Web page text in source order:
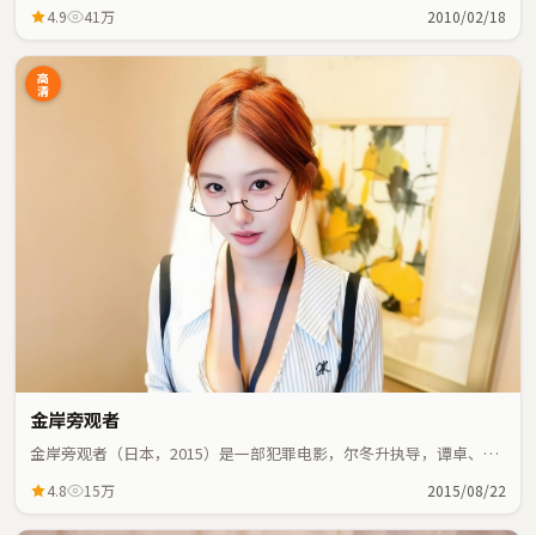
4.9 41万 2010/02/18
高
清
金岸旁观者
金岸旁观者（日本，2015）是一部犯罪电影，尔冬升执导，谭卓、大
4.8 15万 2015/08/22